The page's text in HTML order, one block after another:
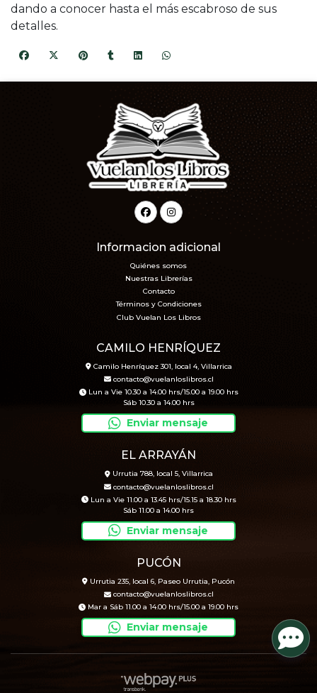
dando a conocer hasta el más escabroso de sus
detalles.
Informacion adicional
Quiénes somos
Nuestras Librerías
Contacto
Términos y Condiciones
Club Vuelan Los Libros
CAMILO HENRÍQUEZ
Camilo Henríquez 301, local 4, Villarrica
contacto@vuelanloslibros.cl
Lun a Vie 10.30 a 14.00 hrs/15.00 a 19.00 hrs
Sáb 10.30 a 14.00 hrs
Enviar mensaje
EL ARRAYÁN
Urrutia 788, local 5, Villarrica
contacto@vuelanloslibros.cl
Lun a Vie 11.00 a 13.45 hrs/15.15 a 18.30 hrs
Sáb 11.00 a 14.00 hrs
Enviar mensaje
PUCÓN
Urrutia 235, local 6, Paseo Urrutia, Pucón
contacto@vuelanloslibros.cl
Mar a Sáb 11.00 a 14.00 hrs/15.00 a 19.00 hrs
Enviar mensaje